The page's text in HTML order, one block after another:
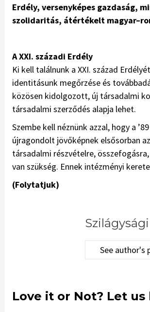
Erdély, versenyképes gazdaság,
szolidaritás, átértékelt
A XXI. századi Erdély
Ki kell találnunk a XXI. század
identitásunk megőrzése és
közösen kidolgozott, új társadalmi
társadalmi szerződés alapja lehet.
Szembe kell néznünk azzal, hogy a
újragondolt jövőképnek elsősorban
társadalmi részvételre,
van szükség. Ennek intézményi
(Folytatjuk)
See author's
Love it or Not? Let us